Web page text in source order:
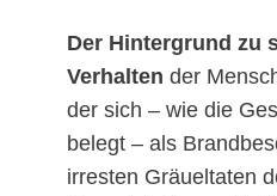
Der Hintergrund zu
Verhalten der
der sich – wie die
belegt – als
irresten Gräueltaten